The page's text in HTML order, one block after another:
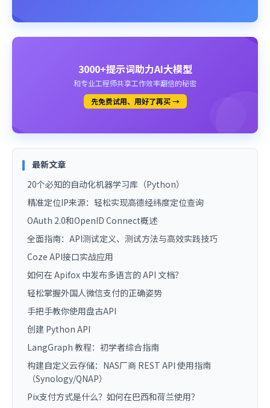
3000+提示词助力AI大模型
和专业工程师共享工作效率翻倍的秘密
先免费试用、用好了再买 →
最新文章
20个必知的自动化机器学习库（Python）
精准定位IP来源：轻松实现高德经纬度定位查询
OAuth 2.0和OpenID Connect概述
全面指南：API测试定义、测试方法与高效实践技巧
Coze API接口实战应用
如何在 Apifox 中发布多语言的 API 文档？
轻松掌握外国人微信支付的正确姿势
手把手教你使用盘古API
创建 Python API
LangGraph 教程：初学者综合指南
构建自定义云存储：NAS厂商 REST API 使用指南
（Synology/QNAP）
Pix支付方式是什么？如何在巴西和荷兰使用？